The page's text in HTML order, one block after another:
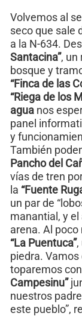
Volvemos al
seco que sale
a la N-634.
Santacina”, un
bosque y
“Finca de las
“Riega de los
agua nos
panel
y
También
Pancho del
vías de tren
la “Fuente
un par de
manantial, y
arena. Al
“La Puentuca”,
piedra.
toparemos
Campesinu”
nuestros
este pueblo”,